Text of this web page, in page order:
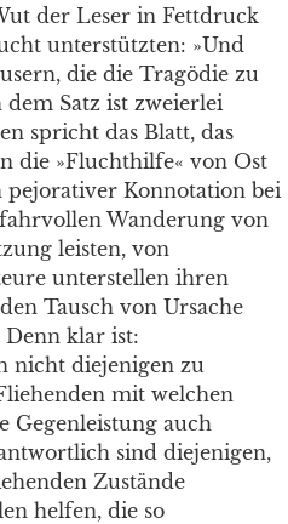
der Leser in Fettdruck
unterstützten: »Und
die die Tragödie zu
dem Satz ist zweierlei
spricht das Blatt, das
die »Fluchthilfe« von Ost
pejorativer Konnotation bei
Wanderung von
leisten, von
unterstellen ihren
Tausch von Ursache
klar ist:
nicht diejenigen zu
mit welchen
Gegenleistung auch
sind diejenigen,
Zustände
helfen, die so